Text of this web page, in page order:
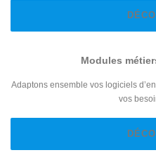
Modules
Adaptons ensemble vos logiciels
vos